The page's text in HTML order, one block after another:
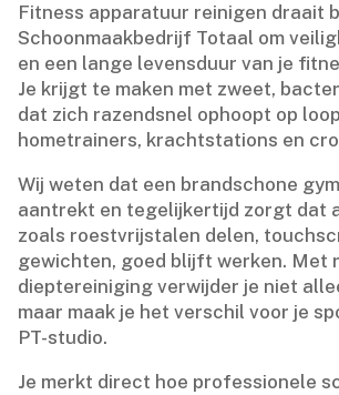
Fitness apparatuur reinigen draait
Schoonmaakbedrijf Totaal om
en een lange levensduur van je
Je krijgt te maken met zweet,
dat zich razendsnel ophoopt op
hometrainers, krachtstations en
Wij weten dat een brandschone
aantrekt en tegelijkertijd zorgt dat
zoals roestvrijstalen delen,
gewichten, goed blijft werken.​ Met
dieptereiniging verwijder je niet
maar maak je het verschil voor je
PT-studio.​
Je merkt direct hoe professionele